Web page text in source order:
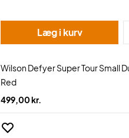
Læg i kurv
Wilson Defyer Super Tour Small
Red
499,00 kr.